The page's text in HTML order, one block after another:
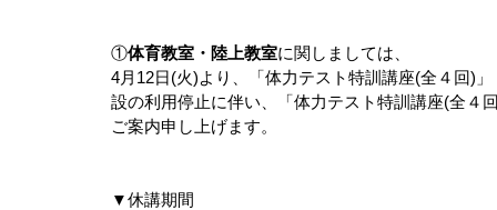
①体育教室・陸上教室に関しましては、
4月12日(火)より、「体力テスト特訓講座(全４回)
設の利用停止に伴い、「体力テスト特訓講座(全４
ご案内申し上げます。
▼休講期間